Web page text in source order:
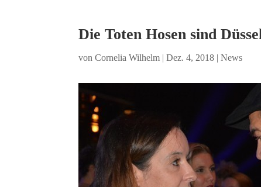
Die Toten Hosen sind
vonCornelia Wilhelm |Dez. 4, 2018 |News